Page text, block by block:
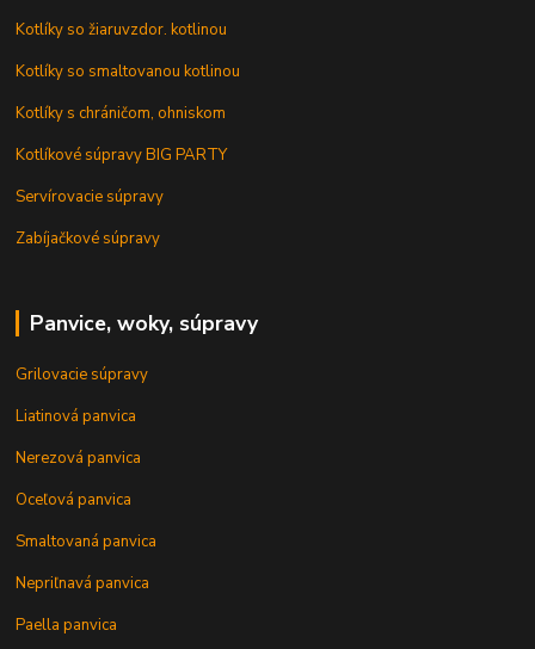
Kotlíky so žiaruvzdor. kotlinou
Kotlíky so smaltovanou kotlinou
Kotlíky s chráničom, ohniskom
Kotlíkové súpravy BIG PARTY
Servírovacie súpravy
Zabíjačkové súpravy
Panvice, woky, súpravy
Grilovacie súpravy
Liatinová panvica
Nerezová panvica
Oceľová panvica
Smaltovaná panvica
Nepriľnavá panvica
Paella panvica